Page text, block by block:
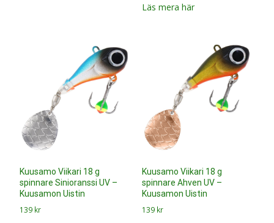
Läs mera här
Kuusamo Viikari 18 g
spinnare Sinioranssi UV –
Kuusamon Uistin
139 kr
Kuusamo Viikari 18 g
spinnare Ahven UV –
Kuusamon Uistin
139 kr